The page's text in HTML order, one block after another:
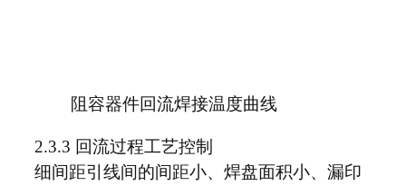
阻容器件回流焊接温度曲线
2.3.3 回流过程工艺控制
细间距引线间的间距小、焊盘面积小、漏印